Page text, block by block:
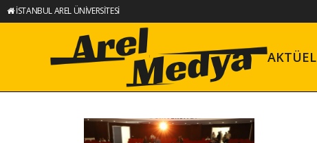
İSTANBUL AREL ÜNİVERSİTESİ
AKTÜEL